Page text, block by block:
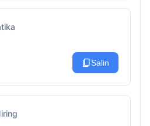
content_copySalin